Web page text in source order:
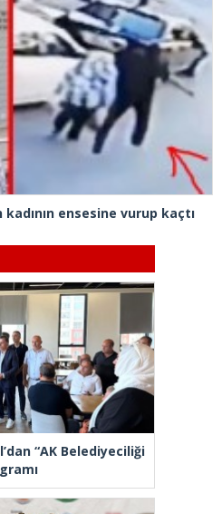
ensesine vurup kaçtı
“AK Belediyeciliği